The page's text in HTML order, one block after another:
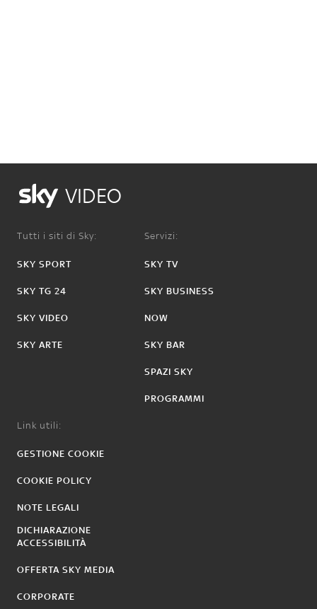
VIDEO
Tutti i siti di Sky:
SKY SPORT
SKY TG 24
SKY VIDEO
SKY ARTE
Servizi:
SKY TV
SKY BUSINESS
NOW
SKY BAR
SPAZI SKY
PROGRAMMI
Link utili:
GESTIONE COOKIE
COOKIE POLICY
NOTE LEGALI
DICHIARAZIONE
ACCESSIBILITÀ
OFFERTA SKY MEDIA
CORPORATE